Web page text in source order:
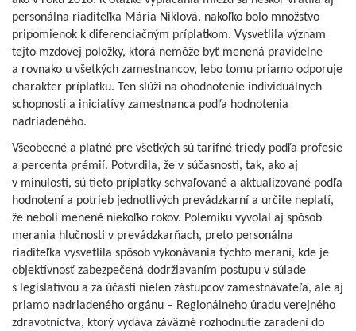
personálna riaditeľka Mária Niklová, nakoľko bolo množstvo
pripomienok k diferenciačným príplatkom. Vysvetlila význam
tejto mzdovej položky, ktorá nemôže byť menená pravidelne
a rovnako u všetkých zamestnancov, lebo tomu priamo odporuje
charakter príplatku. Ten slúži na ohodnotenie individuálnych
schopností a iniciatívy zamestnanca podľa hodnotenia
nadriadeného.
Všeobecné a platné pre všetkých sú tarifné triedy podľa profesie
a percenta prémií. Potvrdila, že v súčasnosti, tak, ako aj
v minulosti, sú tieto príplatky schvaľované a aktualizované podľa
hodnotení a potrieb jednotlivých prevádzkarní a určite neplatí,
že neboli menené niekoľko rokov. Polemiku vyvolal aj spôsob
merania hlučnosti v prevádzkarňach, preto personálna
riaditeľka vysvetlila spôsob vykonávania týchto meraní, kde je
objektívnosť zabezpečená dodržiavaním postupu v súlade
s legislatívou a za účasti nielen zástupcov zamestnávateľa, ale aj
priamo nadriadeného orgánu – Regionálneho úradu verejného
zdravotníctva, ktorý vydáva záväzné rozhodnutie zaradení do